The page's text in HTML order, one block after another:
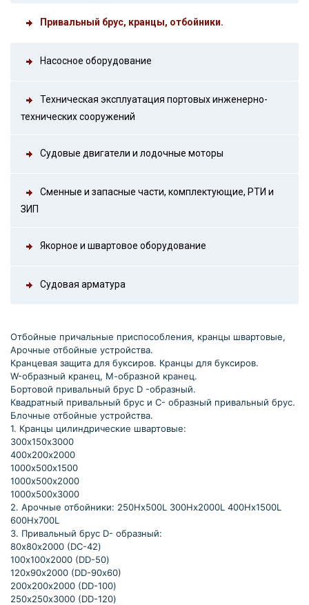
Привальный брус, кранцы, отбойники.
Насосное оборудование
Техническая эксплуатация портовых инженерно-
технических сооружений
Судовые двигатели и лодочные моторы
Сменные и запасные части, комплектующие, РТИ и
ЗИП
Якорное и швартовое оборудование
Судовая арматура
Отбойные причальные приспособления, кранцы швартовые,
Арочные отбойные устройства.
Кранцевая защита для буксиров. Кранцы для буксиров.
W-образный кранец, М-образной кранец.
Бортовой привальный брус D -образный.
Квадратный привальный брус и С- образный привальный брус.
Блочные отбойные устройства.
1. Кранцы цилиндрические швартовые:
300х150х3000
400х200х2000
1000х500х1500
1000х500х2000
1000х500х3000
2. Арочные отбойники: 250Hх500L 300Hх2000L 400Hх1500L
600Hх700L
3. Привальный брус D- образный:
80х80х2000 (DC-42)
100х100х2000 (DD-50)
120х90х2000 (DD-90х60)
200х200х2000 (DD-100)
250х250х3000 (DD-120)